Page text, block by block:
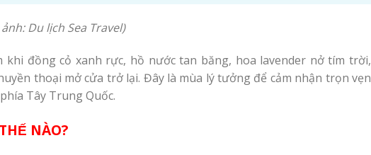
Du lịch Sea Travel)
đồng cỏ xanh rực, hồ nước tan băng, hoa lavender nở tím trời,
thoại mở cửa trở lại. Đây là mùa lý tưởng để cảm nhận trọn vẹn
Tây Trung Quốc.
NÀO?